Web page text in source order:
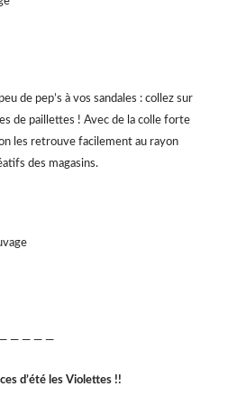
de pep’s à vos sandales : collez sur
de paillettes ! Avec de la colle forte
les retrouve facilement au rayon
des magasins.
— — — —
d’été les Violettes !!